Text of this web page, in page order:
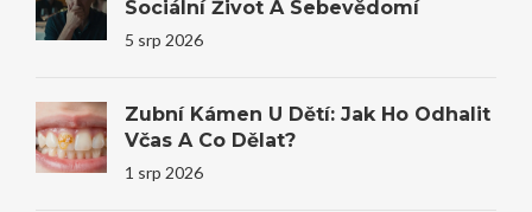
Sociální Život A Sebevědomí
5 srp 2026
Zubní Kámen U Dětí: Jak Ho Odhalit
Včas A Co Dělat?
1 srp 2026